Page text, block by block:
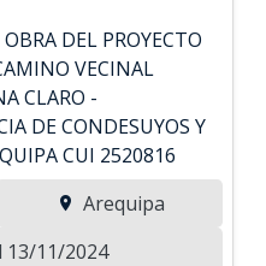
DEL PROYECTO
VECINAL
CLARO -
DE CONDESUYOS Y
CUI 2520816
Arequipa
13/11/2024